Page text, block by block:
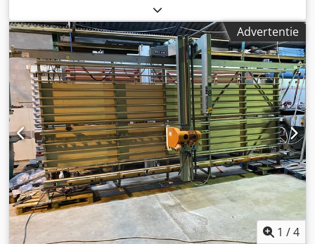
Kleur: Grijs Gewicht: 485 kg - Bouwjaar: 2007 -
Documentatie aanwezig: Nee - CE markering aanwezig: Ja -
CE certificaat aanwezig: Nee - Serienummer: 5012 EX -
Max. zaaghoogte horizontaal [mm]: 1550 - Max.
zaagbreedte [mm]: 3300 - Max. zaagdiepte [mm]: 55 - Min.
zaagblad diameter [mm]: 250 - Max. zaagblad diameter
[mm]: 250 - Asgat zaagblad diameter [mm]: 30 -
Horizontaal zagen: Ja - Verticaal zagen: Ja - Voltage [V]: 400
- Afzekering [A]: 16 - Vermogen [kW]: 3.0 Cjdpfx Ahoy
Exmgousha - Transportafmetingen: 4200mm x 1200mm x
2450mm (l x b x h) - Transportgewicht [kg]: 485kg -
Transportcolli [st.]: 1 Financiële informatie BTW: De
getoonde prijs is exclusief BTW BTW/marge: BTW
verrekenbaar voor ondernemers Levering en inruil altijd
mogelijk van alles in de industriële sectoren Yorick Diebels
Advertentie
1 /4